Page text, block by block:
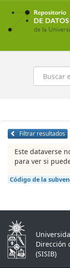
Ir
contenido
principal
Buscar
Filtrar resultados
Este dataverse
para ver si
Código de la
Dirección
(SISIB)